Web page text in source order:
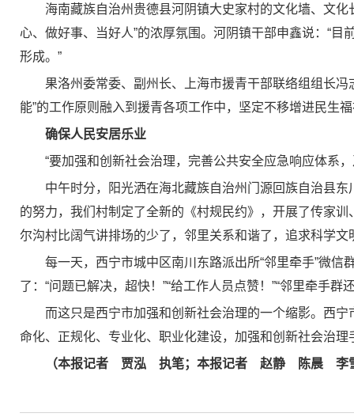
海南藏族自治州贵德县河阴镇大史家村的文化墙、文
心、做好事、当好人”的浓厚氛围。河阴镇干部申鑫说：“
形成。”
果洛州委常委、副州长、上海市援青干部联络组组长
能”的工作原则融入到援青各项工作中，坚定不移增进民生
确保人民安居乐业
“要加强和创新社会治理，完善公共安全应急响应体系
中午时分，阳光洒在海北藏族自治州门源回族自治县
的努力，我们村制定了全新的《村规民约》，开展了传家
尔沟村比阔气讲排场的少了，邻里关系和谐了，追求科学文
每一天，西宁市城中区南川东路派出所“邻里牵手”微
了：“问题已解决，超快！”“给工作人员点赞！”“邻里牵手
而这只是西宁市加强和创新社会治理的一个缩影。西
命化、正规化、专业化、职业化建设，加强和创新社会治
（本报记者 贾泓 执笔；本报记者 赵静 陈晨